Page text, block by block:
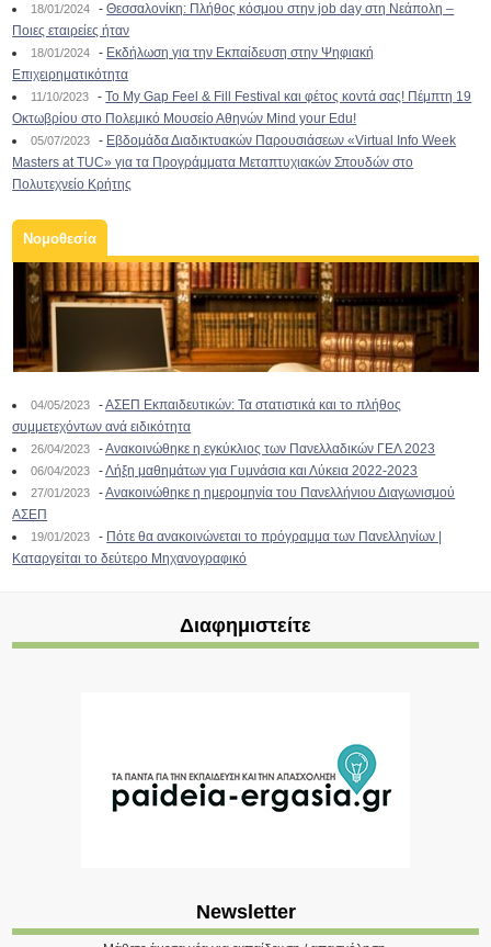
18/01/2024 -Θεσσαλονίκη: Πλήθος κόσμου στην job day στη Νεάπολη –
Ποιες εταιρείες ήταν
18/01/2024 - Εκδήλωση για την Εκπαίδευση στην Ψηφιακή
Επιχειρηματικότητα
11/10/2023 -To My Gap Feel & Fill Festival και φέτος κοντά σας! Πέμπτη 19
Οκτωβρίου στο Πολεμικό Μουσείο Αθηνών Mind your Edu!
05/07/2023 - Εβδομάδα Διαδικτυακών Παρουσιάσεων «Virtual Info Week
Masters at TUC» για τα Προγράμματα Μεταπτυχιακών Σπουδών στο
Πολυτεχνείο Κρήτης
Νομοθεσία
04/05/2023 -ΑΣΕΠ Εκπαιδευτικών: Τα στατιστικά και το πλήθος
συμμετεχόντων ανά ειδικότητα
26/04/2023 -Ανακοινώθηκε η εγκύκλιος των Πανελλαδικών ΓΕΛ 2023
06/04/2023 -Λήξη μαθημάτων για Γυμνάσια και Λύκεια 2022-2023
27/01/2023 -Ανακοινώθηκε η ημερομηνία του Πανελλήνιου Διαγωνισμού
ΑΣΕΠ
19/01/2023 - Πότε θα ανακοινώνεται το πρόγραμμα των Πανελληνίων |
Καταργείται το δεύτερο Μηχανογραφικό
Διαφημιστείτε
Newsletter